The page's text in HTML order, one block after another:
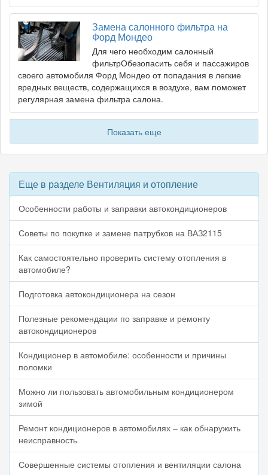
Замена салонного фильтра на
Форд Мондео
Для чего необходим салонный
фильтрОбезопасить себя и пассажиров
своего автомобиля Форд Мондео от попадания в легкие
вредных веществ, содержащихся в воздухе, вам поможет
регулярная замена фильтра салона.
Показать еще
Еще в разделе Вентиляция и отопление
Особенности работы и заправки автокондиционеров
Советы по покупке и замене патрубков на ВАЗ2115
Как самостоятельно проверить систему отопления в
автомобиле?
Подготовка автокондиционера на сезон
Полезные рекомендации по заправке и ремонту
автокондиционеров
Кондиционер в автомобиле: особенности и причины
поломки
Можно ли пользовать автомобильным кондиционером
зимой
Ремонт кондиционеров в автомобилях – как обнаружить
неисправность
Совершенные системы отопления и вентиляции салона